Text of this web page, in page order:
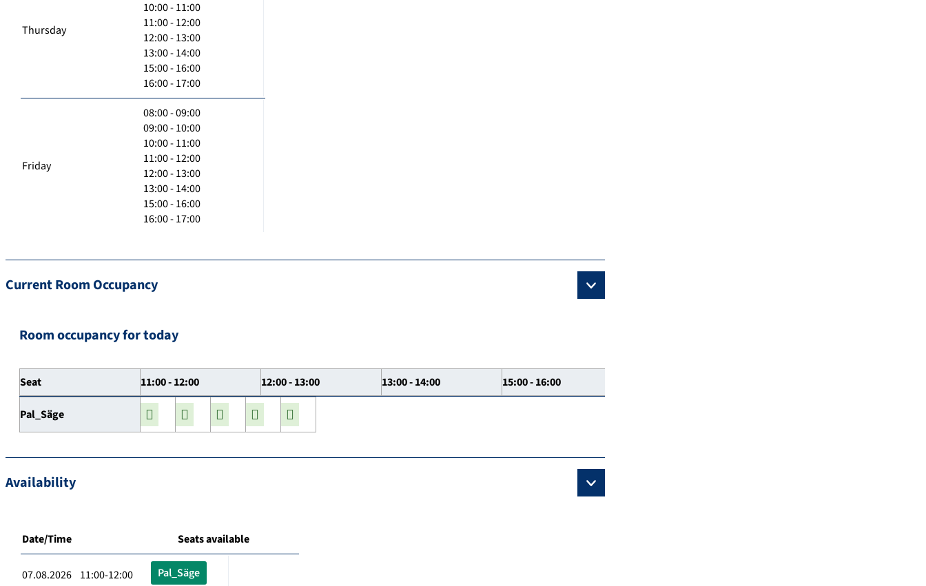
Thursday
10:00 - 11:00
11:00 - 12:00
12:00 - 13:00
13:00 - 14:00
15:00 - 16:00
16:00 - 17:00
Friday
08:00 - 09:00
09:00 - 10:00
10:00 - 11:00
11:00 - 12:00
12:00 - 13:00
13:00 - 14:00
15:00 - 16:00
16:00 - 17:00
Current Room Occupancy
Room occupancy for today
Seat 11:00 - 12:00 12:00 - 13:00 13:00 - 14:00 15:00 - 16:00
Pal_Säge
Availability
Date/Time Seats available
07.08.2026 11:00-12:00 Pal_Säge